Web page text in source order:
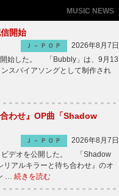
MUSIC NEWS
開始
Ｊ－ＰＯＰ
2026年8月7日
始した。 「Bubbly」は、9月13
スパイアソングとして制作され
わせ』OP曲「Shadow
Ｊ－ＰＯＰ
2026年8月7日
ビデオを公開した。 「Shadow
アルキラーと待ち合わせ』のオ
… 続きを読む